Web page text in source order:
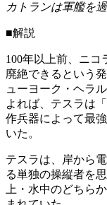
カトランは軍艦を
■解説
100年以上前、ニコ
廃絶できるという
ューヨーク・ヘラ
よれば、テスラは
作兵器によって最
いた。
テスラは、岸から
る単独の操縦者を
上・水中のどちら